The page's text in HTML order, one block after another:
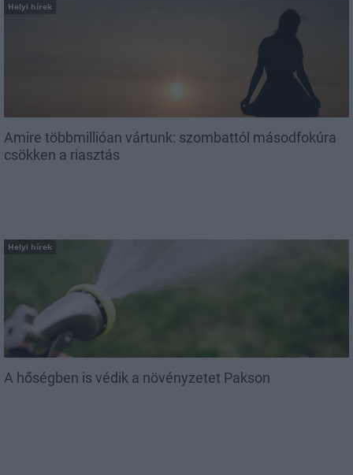
Helyi hírek
Amire többmillióan vártunk: szombattól másodfokúra
csökken a riasztás
Helyi hírek
A hőségben is védik a növényzetet Pakson